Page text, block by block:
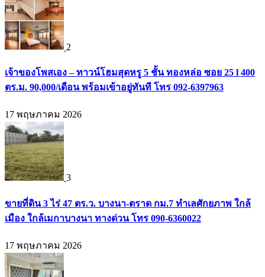
2
เจ้าของโพสเอง – ทาวน์โฮมสุดหรู 5 ชั้น ทองหล่อ ซอย 25 l 400
ตร.ม. 90,000/เดือน พร้อมเข้าอยู่ทันที โทร 092-6397963
17 พฤษภาคม 2026
3
ขายที่ดิน 3 ไร่ 47 ตร.ว. บางนา-ตราด กม.7 ทำเลศักยภาพ ใกล้
เมือง ใกล้เมกาบางนา ทางด่วน โทร 090-6360022
17 พฤษภาคม 2026